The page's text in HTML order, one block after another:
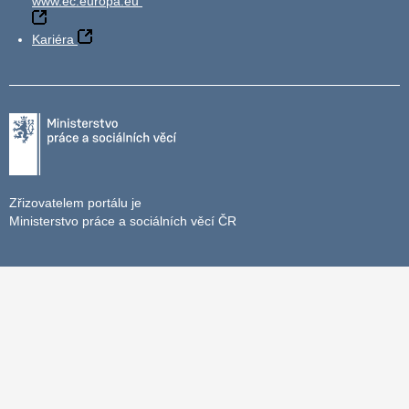
Kariéra
Zřizovatelem portálu je
Ministerstvo práce a sociálních věcí ČR